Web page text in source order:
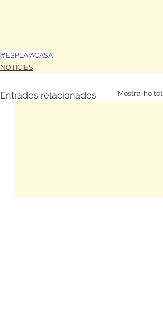
#ESPLAIACASA
NOTÍCIES
Entrades relacionades Mostra-ho tot